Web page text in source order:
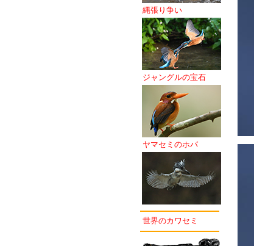
縄張り争い
ジャングルの宝石
ヤマセミのホバ
世界のカワセミ